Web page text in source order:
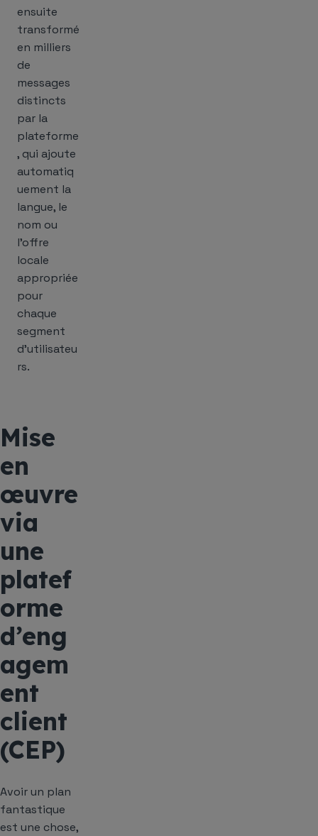
ensuite
transformé
en milliers
de
messages
distincts
par la
plateforme
, qui ajoute
automatiq
uement la
langue, le
nom ou
l’offre
locale
appropriée
pour
chaque
segment
d’utilisateu
rs.
Mise
en
œuvre
via
une
platef
orme
d’eng
agem
ent
client
(CEP)
Avoir un plan
fantastique
est une chose,